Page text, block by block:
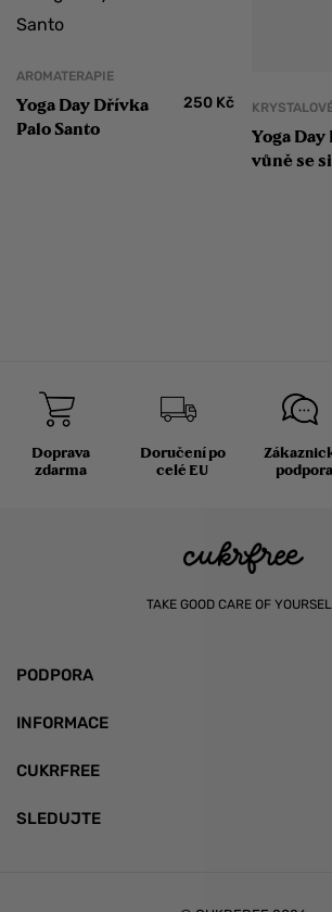
AROMATERAPIE
Yoga Day Dřívka
Palo Santo
250 Kč
Yoga
vůně se
Doprava
zdarma
Doručení po
celé EU
podpora
TAKE GOOD CARE OF
PODPORA
INFORMACE
CUKRFREE
SLEDUJTE